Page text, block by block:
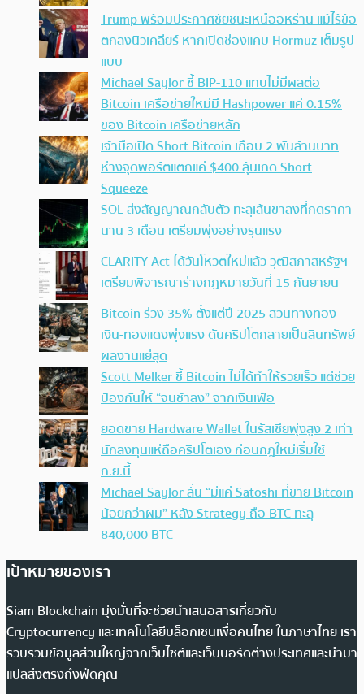
Trump พร้อมประกาศชัยชนะเหนืออิหร่าน แม้ไร้ข้อ
ตกลงนิวเคลียร์ หากเปิดช่องแคบ Hormuz เต็มรูป
แบบ
Michael Saylor ชี้ BIP-110 แทบไม่มีผลต่อ
Bitcoin เครือข่ายใหม่มี Hashpower แค่ 0.15%
ของ Bitcoin เครือข่ายหลัก
เจ้ามือเปิด Short Bitcoin เกือบ 2 พันล้านบาท
ห่างจุดพอร์ตแตกแค่ $400 ลุ้นเกิด Short
Squeeze
SOL ส่งสัญญาณกลับตัว ทะลุเส้นขาลงที่กดราคา
นาน 3 เดือน เตรียมพุ่งอย่างรุนแรง
CLARITY Act ได้วันโหวตใหม่แล้ว วุฒิสภาสหรัฐฯ
เตรียมพิจารณาร่างกฎหมายวันที่ 15 กันยายน
Bitcoin ร่วง 35% ตั้งแต่ปี 2025 สวนทางทอง-
เงิน-ทองแดงพุ่งแรง ดันคริปโตกลายเป็นสินทรัพย์
ผลงานแย่สุด
Scott Melker ชี้ Bitcoin ไม่ได้ทำให้รวยเร็ว แต่ช่วย
ป้องกันให้ “จนช้าลง” จากเงินเฟ้อ
ยอดขาย Hardware Wallet ในรัสเซียพุ่งสูง 2 เท่า
นักลงทุนแห่ถือคริปโตเอง ก่อนกฎใหม่เริ่มใช้
ก.ย.นี้
Michael Saylor ลั่น “มีแค่ Satoshi ที่ขาย Bitcoin
น้อยกว่าผม” หลัง Strategy ถือ BTC ทะลุ
840,000 BTC
เป้าหมายของเรา
Siam Blockchain มุ่งมั่นที่จะช่วยนำเสนอสารเกี่ยวกับ
Cryptocurrency และเทคโนโลยีบล็อกเชนเพื่อคนไทย ในภาษาไทย เรา
รวบรวมข้อมูลส่วนใหญ่จากเว็บไซต์และเว็บบอร์ดต่างประเทศและนำมา
แปลส่งตรงถึงฟีดคุณ